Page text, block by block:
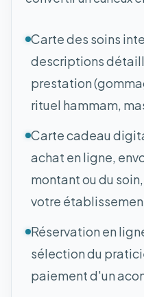
Carte des soins
descriptions
prestation
rituel hammam,
Carte cadeau
achat en ligne,
montant ou du
votre
Réservation en
sélection du
paiement d'un